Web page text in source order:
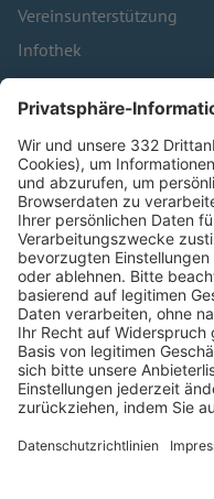
Vereinsunterstützung
Infothek
Kontakt
HÄUFIG
Pässe und Vereinswechsel
Trainerausbildung
Schulungsangebot
BFV-Geschäftsstellen
Trainerbörse
Login SpielPlus
FOLGE DEM BFV